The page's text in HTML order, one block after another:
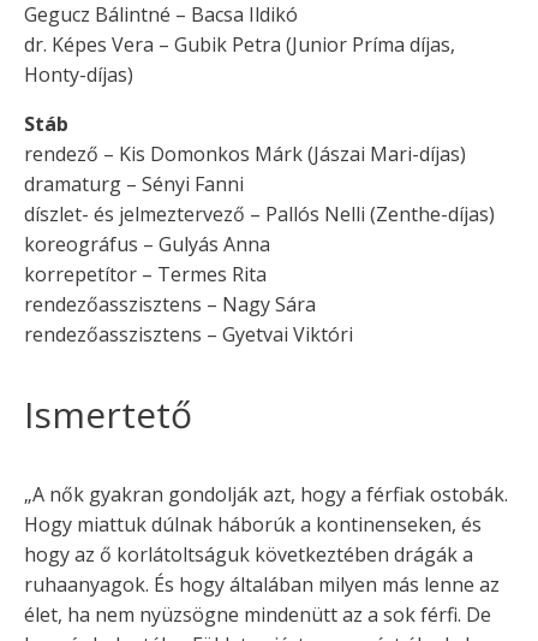
Gegucz Bálintné – Bacsa Ildikó
dr. Képes Vera – Gubik Petra (Junior Príma díjas,
Honty-díjas)
Stáb
rendező – Kis Domonkos Márk (Jászai Mari-díjas)
dramaturg – Sényi Fanni
díszlet- és jelmeztervező – Pallós Nelli (Zenthe-díjas)
koreográfus – Gulyás Anna
korrepetítor – Termes Rita
rendezőasszisztens – Nagy Sára
rendezőasszisztens – Gyetvai Viktóri
Ismertető
„A nők gyakran gondolják azt, hogy a férfiak ostobák.
Hogy miattuk dúlnak háborúk a kontinenseken, és
hogy az ő korlátoltságuk következtében drágák a
ruhaanyagok. És hogy általában milyen más lenne az
élet, ha nem nyüzsögne mindenütt az a sok férfi. De